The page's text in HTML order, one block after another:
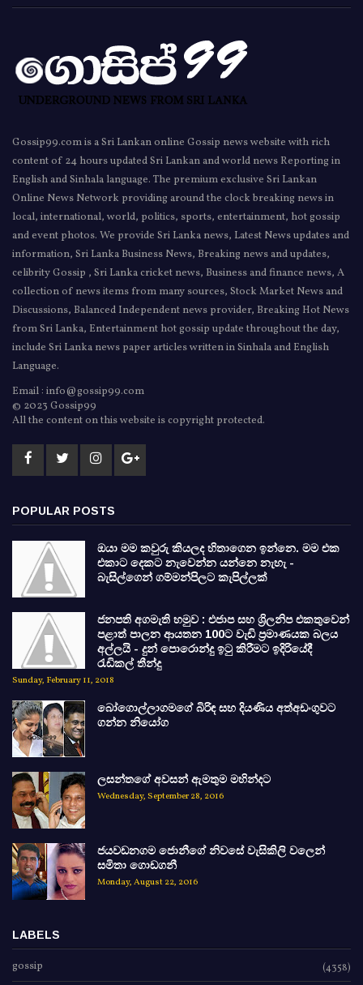
Gossip99.com is a Sri Lankan online Gossip news website with rich
content of 24 hours updated Sri Lankan and world news Reporting in
English and Sinhala language. The premium exclusive Sri Lankan
Online News Network providing around the clock breaking news in
local, international, world, politics, sports, entertainment, hot gossip
and event photos. We provide Sri Lanka news, Latest News updates and
information, Sri Lanka Business News, Breaking news and updates,
celibrity Gossip , Sri Lanka cricket news, Business and finance news, A
collection of news items from many sources, Stock Market News and
Discussions, Balanced Independent news provider, Breaking Hot News
from Sri Lanka, Entertainment hot gossip update throughout the day,
include Sri Lanka news paper articles written in Sinhala and English
Language.
Email : info@gossip99.com
© 2023 Gossip99
All the content on this website is copyright protected.
POPULAR POSTS
ඔයා මම කවුරු කියලද හිතාගෙන ඉන්නෙ. මම එක
එකාට දෙකට නැවෙන්න යන්නෙ නැහැ -
බැසිල්ගෙන් ගම්මන්පිලට කැපිල්ලක්
ජනපති අගමැති හමුව : එජාප සහ ශ්‍රිලනිප එකතුවෙන්
පළාත් පාලන ආයතන 100ට වැඩි ප්‍රමාණයක බලය
අල්ලයි - දුන් පොරොන්දු ඉටු කිරීමට ඉදිරියේදී
රැඩිකල් තීන්දු
Sunday, February 11, 2018
බෝගොල්ලාගමගේ බිරිඳ සහ දියණිය අත්අඩංගුවට
ගන්න නියෝග
ලසන්තගේ අවසන් ඇමතුම මහින්දට
Wednesday, September 28, 2016
ජයවඩනගම ජොනීගේ නිවසේ වැසිකිලි වලෙන්
සමිතා ගොඩගනී
Monday, August 22, 2016
LABELS
gossip (4358)